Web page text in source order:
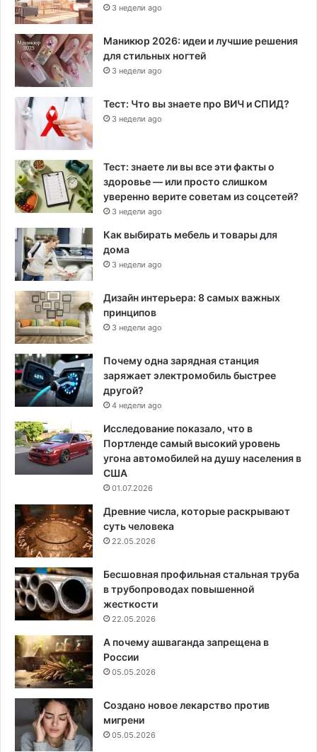
3 недели ago
Маникюр 2026: идеи и лучшие решения
для стильных ногтей
3 недели ago
Тест: Что вы знаете про ВИЧ и СПИД?
3 недели ago
Тест: знаете ли вы все эти факты о
здоровье — или просто слишком
уверенно верите советам из соцсетей?
3 недели ago
Как выбирать мебель и товары для
дома
3 недели ago
Дизайн интерьера: 8 самых важных
принципов
3 недели ago
Почему одна зарядная станция
заряжает электромобиль быстрее
другой?
4 недели ago
Исследование показало, что в
Портленде самый высокий уровень
угона автомобилей на душу населения в
США
01.07.2026
Древние числа, которые раскрывают
суть человека
22.05.2026
Бесшовная профильная стальная труба
в трубопроводах повышенной
жесткости
22.05.2026
А почему ашваганда запрещена в
России
05.05.2026
Создано новое лекарство против
мигрени
05.05.2026